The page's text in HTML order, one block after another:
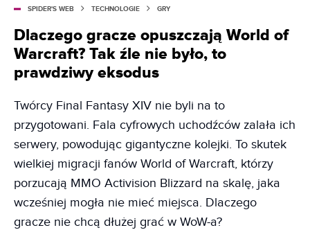
SPIDER'S WEB TECHNOLOGIE GRY
Dlaczego gracze opuszczają World of
Warcraft? Tak źle nie było, to
prawdziwy eksodus
Twórcy Final Fantasy XIV nie byli na to
przygotowani. Fala cyfrowych uchodźców zalała ich
serwery, powodując gigantyczne kolejki. To skutek
wielkiej migracji fanów World of Warcraft, którzy
porzucają MMO Activision Blizzard na skalę, jaka
wcześniej mogła nie mieć miejsca. Dlaczego
gracze nie chcą dłużej grać w WoW-a?